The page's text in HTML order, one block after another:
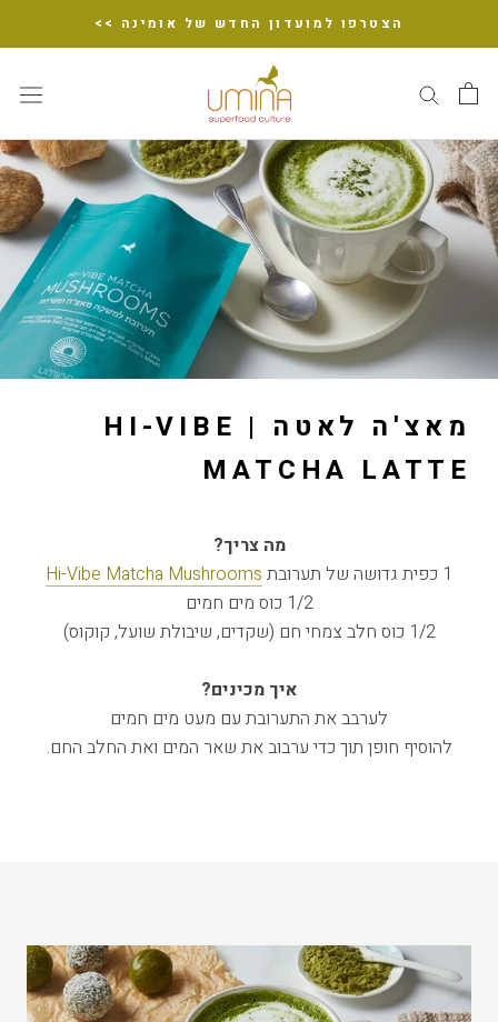
הצטרפו למועדון החדש של אומינה >>
מאצ'ה לאטה | HI-VIBE
MATCHA LATTE
מה צריך?
1 כפית גדושה של תערובת
Hi-Vibe Matcha Mushrooms
1/2 כוס מים חמים
1/2 כוס חלב צמחי חם (שקדים, שיבולת שועל, קוקוס)
איך מכינים?
לערבב את התערובת עם מעט מים חמים
להוסיף חופן תוך כדי ערבוב את שאר המים ואת החלב החם.